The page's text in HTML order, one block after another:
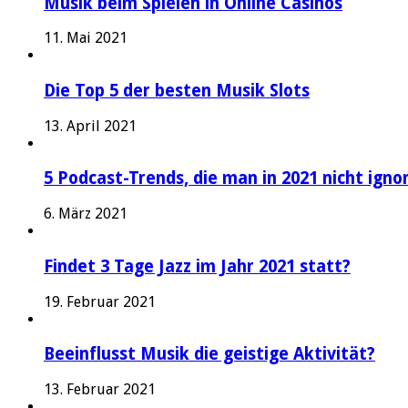
11. Mai 2021
Die Top 5 der besten Musik Slots
13. April 2021
5 Podcast-Trends, die man in 2021 nicht
6. März 2021
Findet 3 Tage Jazz im Jahr 2021 statt?
19. Februar 2021
Beeinflusst Musik die geistige Aktivität?
13. Februar 2021